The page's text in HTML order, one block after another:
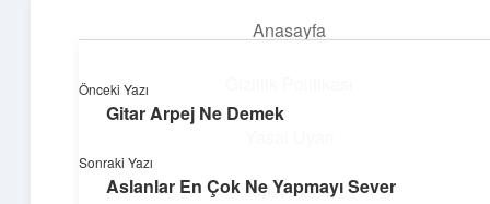
Anasayfa
Hakkımızda
Güneşli Fikir Esintisi
Enerji dolu önerilerle gününü aydınlat!
Önceki Yazı
Gitar Arpej Ne Demek
Sonraki Yazı
Aslanlar En Çok Ne Yapmayı Sever